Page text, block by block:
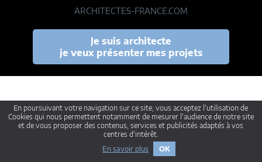
ARCHITECTES-FRANCE.COM
Je suis architecte
je veux présenter mes projets
En poursuivant votre navigation sur ce site, vous acceptez l'utilisation de
Cookies qui nous permettent notamment de mesurer l'audience de notre site
et de vous proposer des contenus, services et publicités adaptés à vos
centres d'intérêt.
En savoir plus
OK